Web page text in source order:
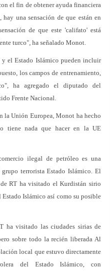
el fin de obtener ayuda financiera
una sensación de que están en
de que este 'califato' está
turco", ha señalado Monot.
y el Estado Islámico pueden incluir
los campos de entrenamiento,
ha agregado el diputado del
Frente Nacional.
la Unión Europea, Monot ha hecho
tiene nada que hacer en la UE
ilegal de petróleo es una
terrorista Estado Islámico. El
RT ha visitado el Kurdistán sirio
Islámico así como su posible
ha visitado las ciudades sirias de
sobre todo la recién liberada Al
local que estuvo directamente
del Estado Islámico, con